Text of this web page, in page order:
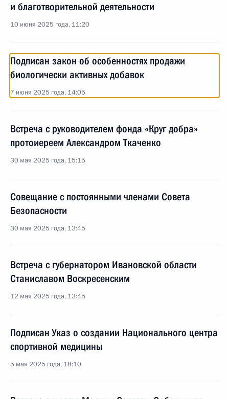
и благотворительной деятельности
10 июня 2025 года, 11:20
Подписан закон об особенностях продажи
биологически активных добавок
7 июня 2025 года, 14:05
Встреча с руководителем фонда «Круг добра»
протоиереем Александром Ткаченко
30 мая 2025 года, 15:15
Совещание с постоянными членами Совета
Безопасности
30 мая 2025 года, 13:45
Встреча с губернатором Ивановской области
Станиславом Воскресенским
12 мая 2025 года, 13:45
Подписан Указ о создании Национального центра
спортивной медицины
5 мая 2025 года, 18:10